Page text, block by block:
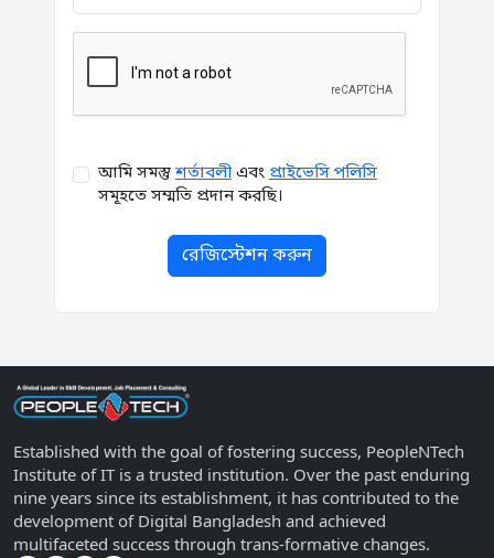
আমি সমস্তুশর্তাবলীএবংপ্রাইভেসি পলিসি
সমূহতে সম্মতি প্রদান করছি।
রেজিস্টেশন করুন
Established with the goal of fostering success, PeopleNTech
Institute of IT is a trusted institution. Over the past enduring
nine years since its establishment, it has contributed to the
development of Digital Bangladesh and achieved
multifaceted success through trans-formative changes.